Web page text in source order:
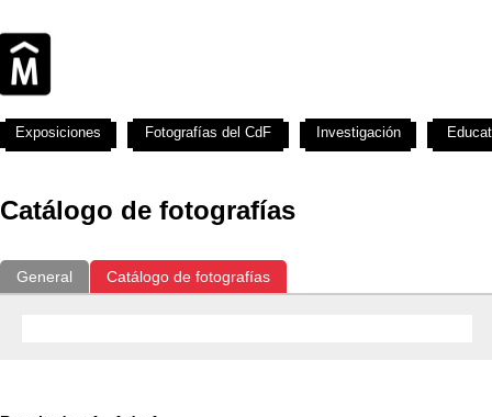
Catálogo de fotografías
General Catálogo de fotografías
Exposiciones Fotografías del CdF Investigación